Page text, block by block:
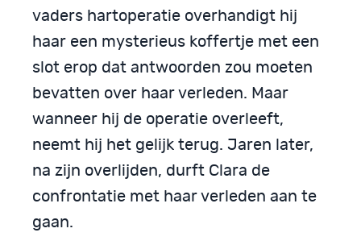
vaders hartoperatie overhandigt hij
haar een mysterieus koffertje met een
slot erop dat antwoorden zou moeten
bevatten over haar verleden. Maar
wanneer hij de operatie overleeft,
neemt hij het gelijk terug. Jaren later,
na zijn overlijden, durft Clara de
confrontatie met haar verleden aan te
gaan.